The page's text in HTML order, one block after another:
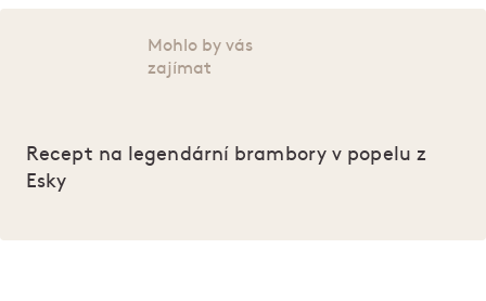
Mohlo by vás
zajímat
Recept na legendární brambory v popelu z
Esky